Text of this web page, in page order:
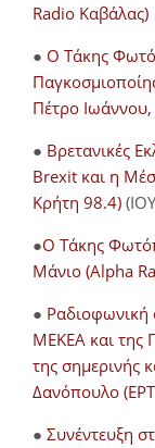
Radio Καβάλας)
● Ο Τάκης
Πέτρο
● Βρετανικές
Brexit και η
Κρήτη 98.4)
●O Τάκης
Μάνιο (Alpha
● Ραδιοφωνική
ΜΕΚΕΑ και της
της σημερινής
Δανόπουλο
● Συνέντευξη